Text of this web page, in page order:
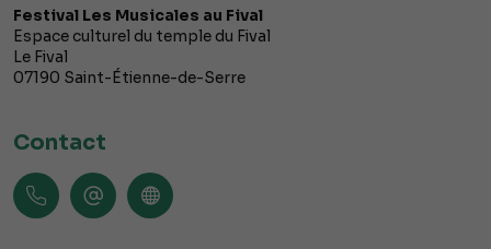
Festival Les Musicales au Fival
Espace culturel du temple du Fival
Le Fival
07190 Saint-Étienne-de-Serre
Contact